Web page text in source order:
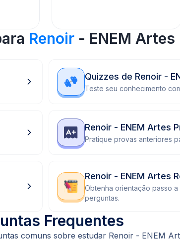
Renoir - ENEM Artes
Quizzes de Renoir -
Teste seu conhecimento
Renoir - ENEM Artes
Pratique provas anteriores
Renoir - ENEM Artes
Obtenha orientação passo
perguntas.
Frequentes
comuns sobre estudar Renoir - ENEM